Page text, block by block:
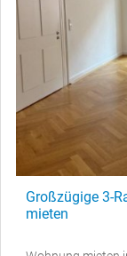
Großzügige 3-
mieten